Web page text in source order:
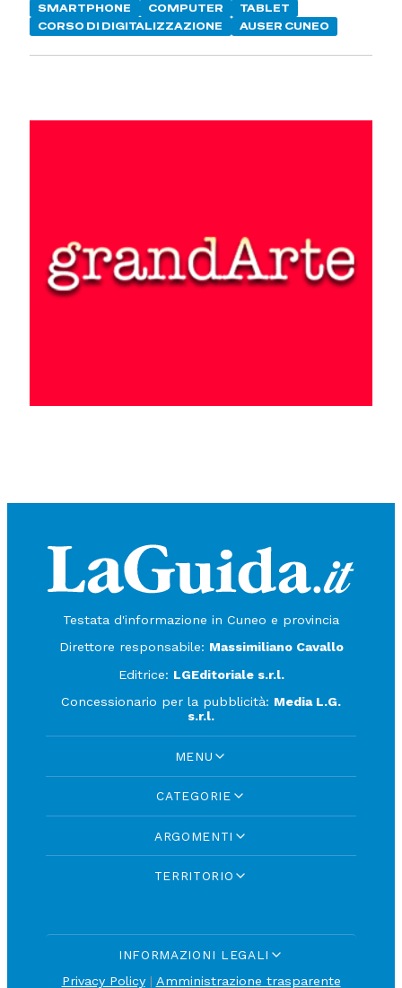
SMARTPHONE
COMPUTER
TABLET
CORSO DI DIGITALIZZAZIONE
AUSER CUNEO
Testata d'informazione in Cuneo e provincia
Direttore responsabile: Massimiliano Cavallo
Editrice: LGEditoriale s.r.l.
Concessionario per la pubblicità: Media L.G.
s.r.l.
MENU
CATEGORIE
ARGOMENTI
TERRITORIO
INFORMAZIONI LEGALI
Privacy Policy| Amministrazione trasparente